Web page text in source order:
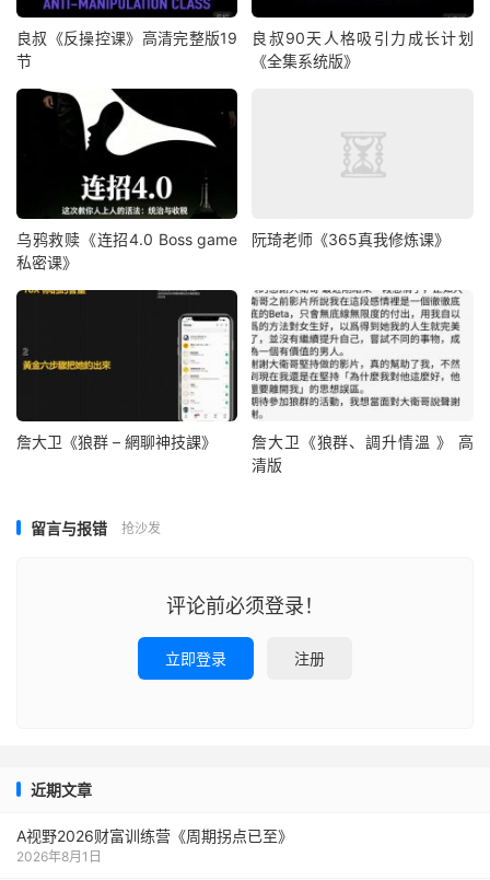
良叔《反操控课》高清完整版19
节
良叔90天人格吸引力成长计划
《全集系统版》
乌鸦救赎《连招4.0 Boss game
私密课》
阮琦老师《365真我修炼课》
詹大卫《狼群 – 網聊神技課》
詹大卫《狼群、調升情‬溫 》 高
清版
留言与报错 抢沙发
评论前必须登录！
立即登录 注册
近期文章
A视野2026财富训练营《周期拐点已至》
2026年8月1日